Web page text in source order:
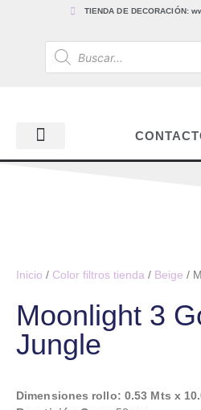
TIENDA DE DECORACIÓN:
Inicio / Color filtros tienda / Beige /
Moonlight 3
Jungle
Dimensiones rollo: 0.53 Mts x